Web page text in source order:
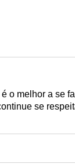
o melhor a se
se